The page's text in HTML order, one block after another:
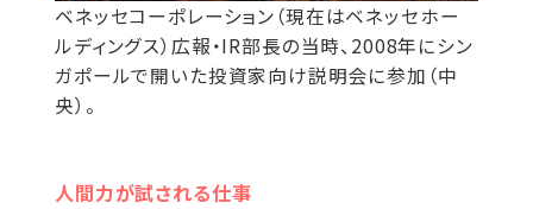
ベネッセコーポレーション（現在はベネッセホー
ルディングス）広報・IR部長の当時、2008年にシン
ガポールで開いた投資家向け説明会に参加（中
央）。
人間力が試される仕事